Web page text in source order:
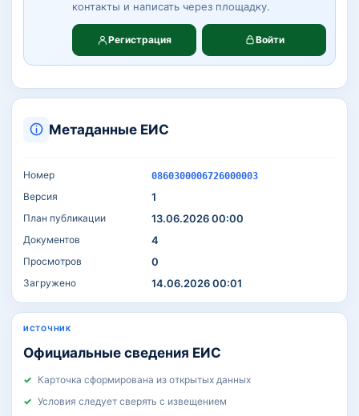
контакты и написать через площадку.
Регистрация Войти
Метаданные ЕИС
Номер 0860300006726000003
Версия 1
План публикации 13.06.2026 00:00
Документов 4
Просмотров 0
Загружено 14.06.2026 00:01
ИСТОЧНИК
Официальные сведения ЕИС
Карточка сформирована из открытых данных
Условия следует сверять с извещением